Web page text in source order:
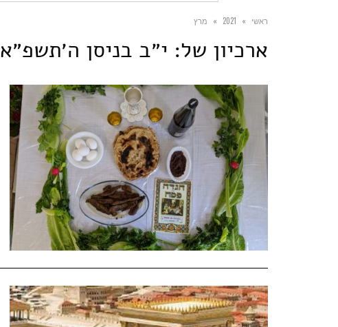
ראשי »
2021
» מרץ
ארכיון של: י״ב בניסן ה׳תשפ״א